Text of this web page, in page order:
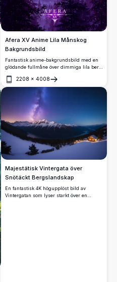
Afera XV Anime Lila Månskog
Bakgrundsbild
Fantastisk anime-bakgrundsbild med en
glödande fullmåne över dimmiga lila berg
moln och stjärnhimlar skapar en eterisk,
mystisk atmosfär i ultrahög upplösning.
2208 × 4008
Öppna
Majestätisk Vintergata över
Snötäckt Bergslandskap
En fantastisk 4K högupplöst bild av
Vintergatan som lyser starkt över en